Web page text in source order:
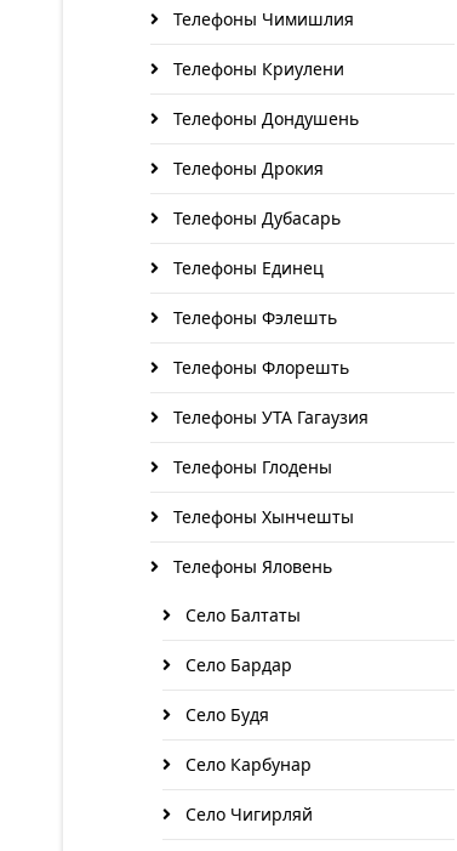
Телефоны Чимишлия
Телефоны Криулени
Телефоны Дондушень
Телефоны Дрокия
Телефоны Дубасарь
Телефоны Единец
Телефоны Фэлешть
Телефоны Флорешть
Телефоны УТА Гагаузия
Телефоны Глодены
Телефоны Хынчешты
Телефоны Яловень
Село Балтаты
Село Бардар
Село Будя
Село Карбунар
Село Чигирляй